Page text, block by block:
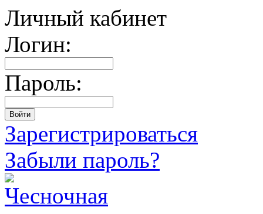
Личный кабинет
Логин:
Пароль:
Зарегистрироваться
Забыли пароль?